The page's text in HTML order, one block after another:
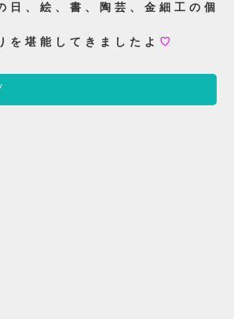
日、絵、書、陶芸、金細工の個
を堪能してきましたよ ♡